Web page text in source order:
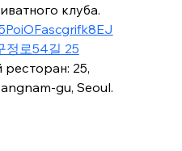
клуба.
정로54길 25
25,
gu, Seoul.